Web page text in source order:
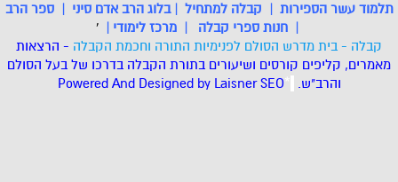
תלמוד עשר הספירות
קבלה למתחיל |בלוג הרב אדם סיני |ספר הרב
חנות ספרי קבלה מרכז לימודי
'
קבלה - בית מדרש הסולם לפנימיות התורה וחכמת הקבלה - הרצאות
מאמרים, קליפים קורסים ושיעורים בתורת הקבלה בדרכו של בעל הסולם
והרב"ש. *
Powered And Designed by LaisnerSEO